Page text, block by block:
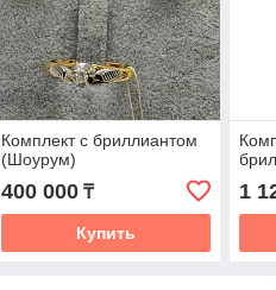
Комплект с бриллиантом
(Шоурум)
400 000₸
Купить
1